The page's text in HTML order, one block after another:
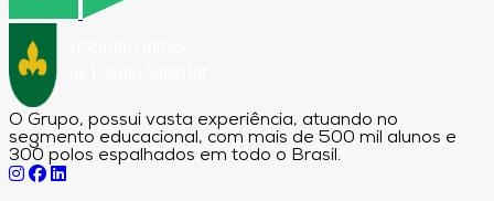
O Grupo, possui vasta experiência, atuando no
segmento educacional, com mais de 500 mil alunos e
300 polos espalhados em todo o Brasil.